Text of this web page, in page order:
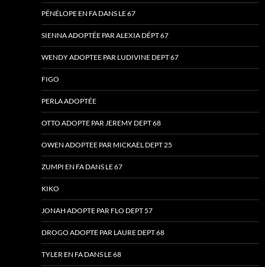
PÉNÉLOPE EN FA DANS LE 67
SIENNA ADOPTÉE PAR ALEXIA DÉPT 67
WENDY ADOPTEE PAR LUDIVINE DEPT 67
FIGO
PERLA ADOPTÉE
OTTO ADOPTE PAR JEREMY DEPT 68
OWEN ADOPTEE PAR MICKAEL DEPT 25
ZUMPI EN FA DANS LE 67
KIKO
JONAH ADOPTE PAR FLO DEPT 57
DROGO ADOPTE PAR LAURE DEPT 68
TYLER EN FA DANS LE 68